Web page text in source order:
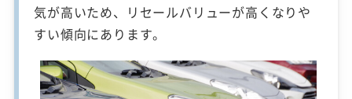
気が高いため、リセールバリューが高くなりや
すい傾向にあります。